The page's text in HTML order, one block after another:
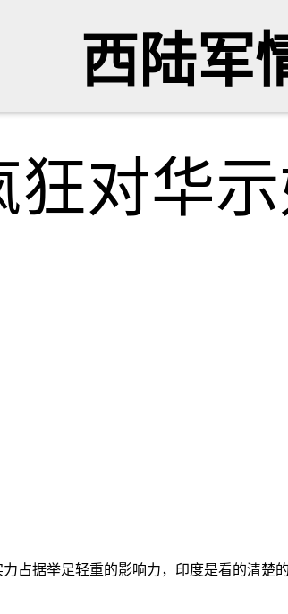
西陆军
狂对华
占据举足轻重的影响力，印度是看的清楚